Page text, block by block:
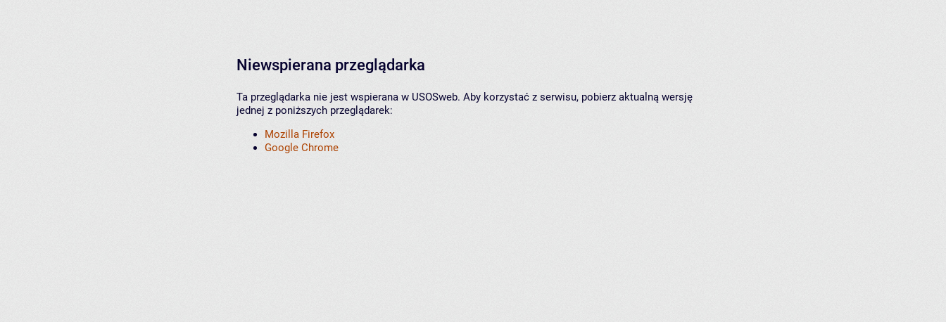
Niewspierana przeglądarka
Ta przeglądarka nie jest wspierana w USOSweb. Aby korzystać z serwisu, pobierz aktualną wersję
jednej z poniższych przeglądarek:
Mozilla Firefox
Google Chrome